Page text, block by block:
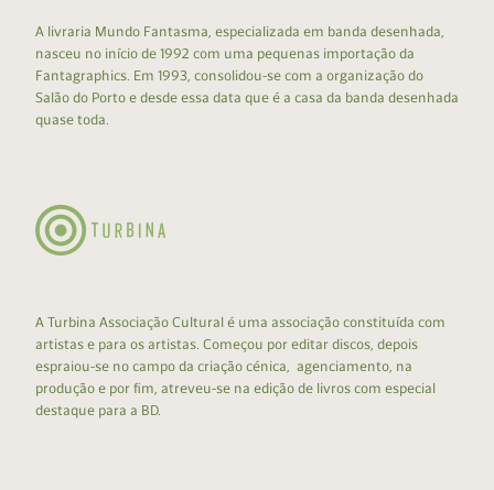
A livraria Mundo Fantasma, especializada em banda desenhada,
nasceu no início de 1992 com uma pequenas importação da
Fantagraphics. Em 1993, consolidou-se com a organização do
Salão do Porto e desde essa data que é a casa da banda desenhada
quase toda.
A Turbina Associação Cultural é uma associação constituída com
artistas e para os artistas. Começou por editar discos, depois
espraiou-se no campo da criação cénica, agenciamento, na
produção e por fim, atreveu-se na edição de livros com especial
destaque para a BD.